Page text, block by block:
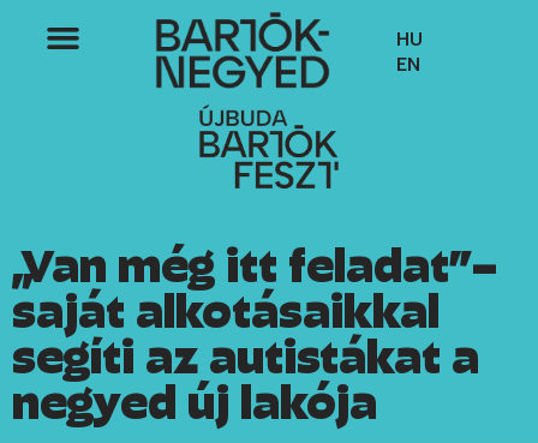
HU
EN
„Van még itt feladat”–
saját alkotásaikkal
segíti az autistákat a
negyed új lakója